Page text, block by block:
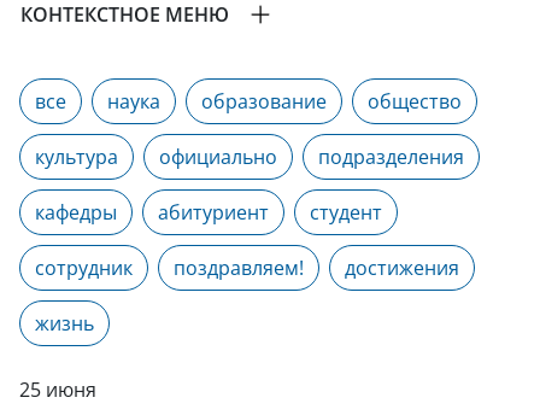
КОНТЕКСТНОЕ МЕНЮ
все наука образование общество
культура официально подразделения
кафедры абитуриент студент
сотрудник поздравляем! достижения
жизнь
25 июня